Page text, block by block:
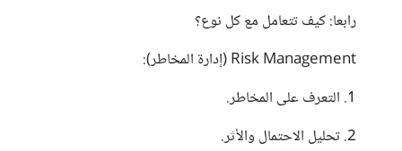
رابعا: كيف تتعامل مع كل نوع؟
Risk Management (إدارة المخاطر):
1. التعرف على المخاطر.
2. تحليل الاحتمال والأثر.